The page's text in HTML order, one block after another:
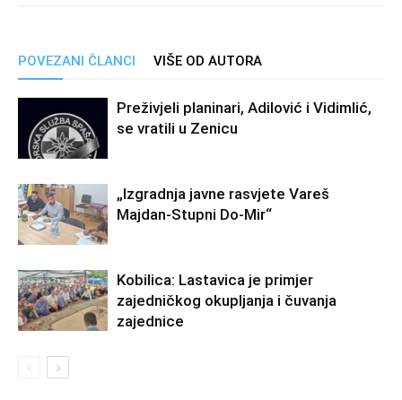
POVEZANI ČLANCI VIŠE OD AUTORA
Preživjeli planinari, Adilović i Vidimlić,
se vratili u Zenicu
„Izgradnja javne rasvjete Vareš
Majdan-Stupni Do-Mir“
Kobilica: Lastavica je primjer
zajedničkog okupljanja i čuvanja
zajednice